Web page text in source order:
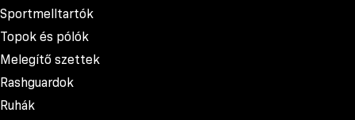
Sportmelltartók
Topok és pólók
Melegítő szettek
Rashguardok
Ruhák